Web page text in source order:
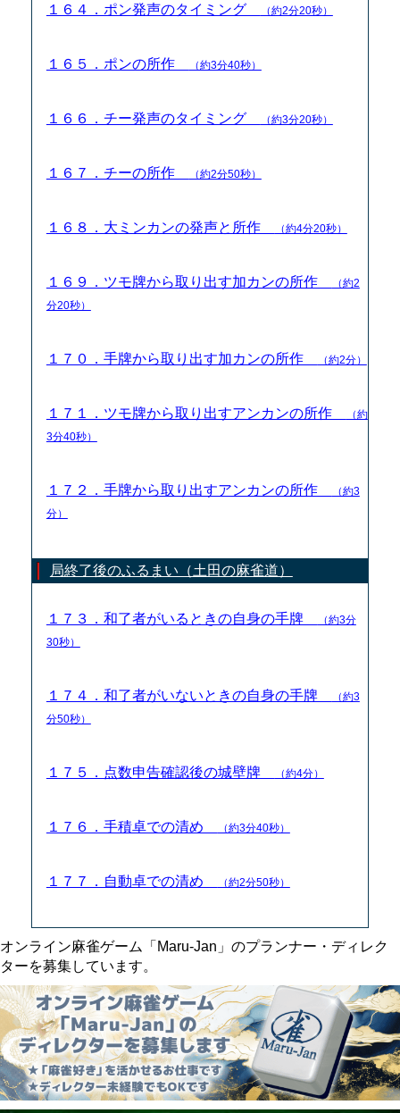
１６４．ポン発声のタイミング （約2分20秒）
１６５．ポンの所作 （約3分40秒）
１６６．チー発声のタイミング （約3分20秒）
１６７．チーの所作 （約2分50秒）
１６８．大ミンカンの発声と所作 （約4分20秒）
１６９．ツモ牌から取り出す加カンの所作
（約2
分20秒）
１７０．手牌から取り出す加カンの所作 （約2分）
１７１．ツモ牌から取り出すアンカンの所作
（約
3分40秒）
１７２．手牌から取り出すアンカンの所作
（約3
分）
局終了後のふるまい（土田の麻雀道）
１７３．和了者がいるときの自身の手牌
（約3分
30秒）
１７４．和了者がいないときの自身の手牌
（約3
分50秒）
１７５．点数申告確認後の城壁牌 （約4分）
１７６．手積卓での清め （約3分40秒）
１７７．自動卓での清め （約2分50秒）
オンライン麻雀ゲーム「Maru-Jan」のプランナー・ディレク
ターを募集しています。